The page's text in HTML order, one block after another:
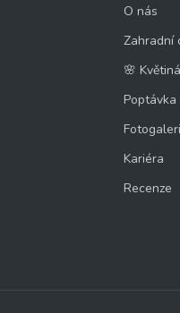
O nás
Zahradní
🌸
Poptávka
Kariéra
Recenze